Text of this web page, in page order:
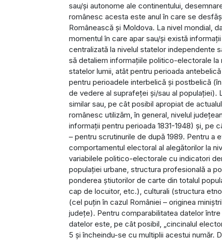
sau/și autonome ale continentului,
românesc acesta este anul în care se
Românească și Moldova. La nivel mondial,
momentul în care apar sau/și există
centralizată la nivelul statelor independente
să detaliem informațiile politico-electorale la
statelor lumii, atât pentru perioada
pentru perioadele interbelică și postbelică
de vedere al suprafeței și/sau al populației).
similar sau, pe cât posibil apropiat de
românesc utilizăm, în general, nivelul
informații pentru perioada 1831-1948) și, pe
– pentru scrutinurile de după 1989. Pentru a
comportamentul electoral al alegătorilor la
variabilele politico-electorale cu indicatori
populației urbane, structura profesională a
ponderea știutorilor de carte din totalul
cap de locuitor, etc.), culturali (structura
(cel puțin în cazul României – originea
județe). Pentru comparabilitatea datelor
datelor este, pe cât posibil, „cincinalul
5 și încheindu-se cu multiplii acestui număr.